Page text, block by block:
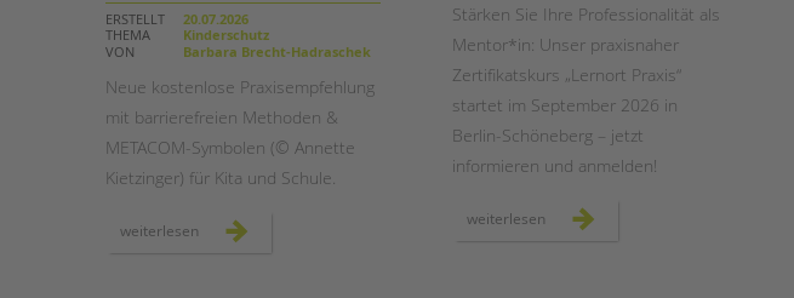
ERSTELLT
20.07.2026
THEMA
Kinderschutz
VON
Barbara Brecht-Hadraschek
Neue kostenlose Praxisempfehlung
mit barrierefreien Methoden &
METACOM-Symbolen (© Annette
Kietzinger) für Kita und Schule.
weiterlesen inklusiver
kinderschutz:
Stärken Sie Ihre Professionalität als
Mentor*in: Unser praxisnaher
Zertifikatskurs „Lernort Praxis“
startet im September 2026 in
Berlin-Schöneberg – jetzt
informieren und anmelden!
weiterlesen zertifikatskurs